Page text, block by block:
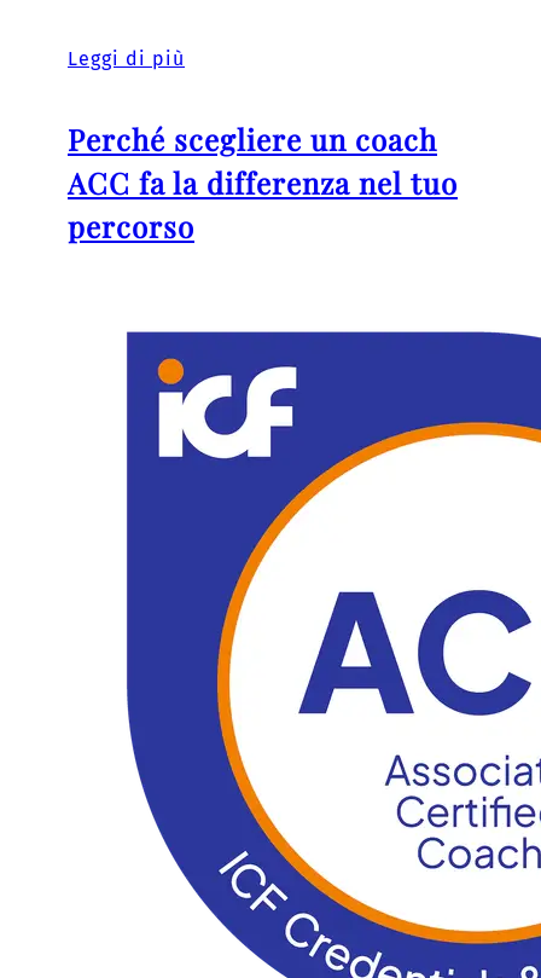
Leggi di più
Perché scegliere un coach
ACC fa la differenza nel tuo
percorso